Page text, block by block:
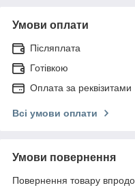
Умови оплати
Післяплата
Готівкою
Оплата за реквізитами
Всі умови оплати
Умови повернення
Повернення товару